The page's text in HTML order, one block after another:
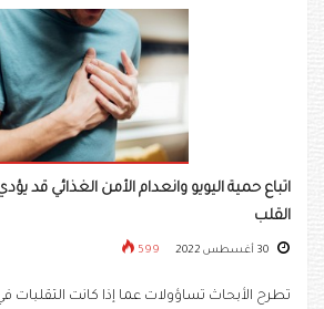
اتباع حمية اليويو وانعدام الأمن الغذائي قد
القلب
599
تطرح الأبحاث تساؤولات عما إذا كانت التقلبات